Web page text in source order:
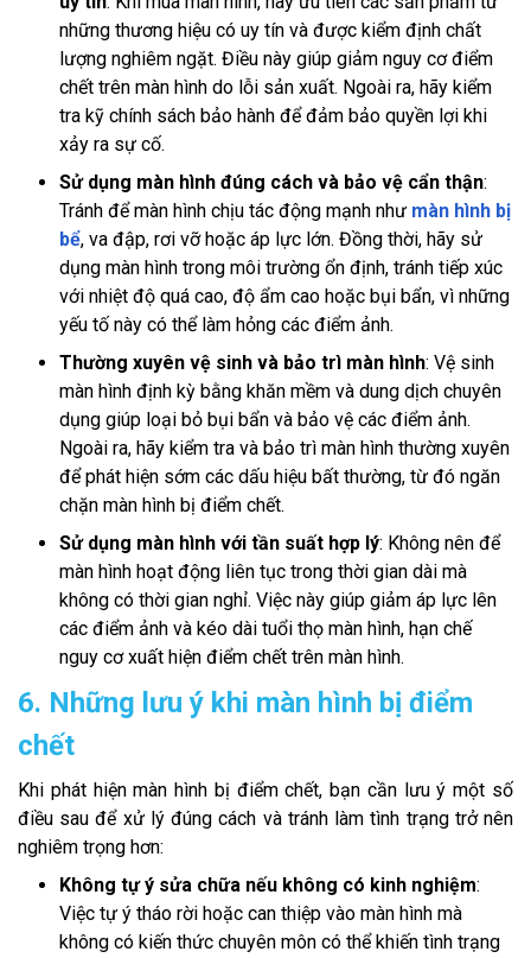
những thương hiệu có uy tín và được kiểm định chất
lượng nghiêm ngặt. Điều này giúp giảm nguy cơ điểm
chết trên màn hình do lỗi sản xuất. Ngoài ra, hãy kiểm
tra kỹ chính sách bảo hành để đảm bảo quyền lợi khi
xảy ra sự cố.
Sử dụng màn hình đúng cách và bảo vệ cẩn thận:
Tránh để màn hình chịu tác động mạnh như màn hình bị
bể, va đập, rơi vỡ hoặc áp lực lớn. Đồng thời, hãy sử
dụng màn hình trong môi trường ổn định, tránh tiếp xúc
với nhiệt độ quá cao, độ ẩm cao hoặc bụi bẩn, vì những
yếu tố này có thể làm hỏng các điểm ảnh.
Thường xuyên vệ sinh và bảo trì màn hình: Vệ sinh
màn hình định kỳ bằng khăn mềm và dung dịch chuyên
dụng giúp loại bỏ bụi bẩn và bảo vệ các điểm ảnh.
Ngoài ra, hãy kiểm tra và bảo trì màn hình thường xuyên
để phát hiện sớm các dấu hiệu bất thường, từ đó ngăn
chặn màn hình bị điểm chết.
Sử dụng màn hình với tần suất hợp lý: Không nên để
màn hình hoạt động liên tục trong thời gian dài mà
không có thời gian nghỉ. Việc này giúp giảm áp lực lên
các điểm ảnh và kéo dài tuổi thọ màn hình, hạn chế
nguy cơ xuất hiện điểm chết trên màn hình.
6. Những lưu ý khi màn hình bị điểm
chết
Khi phát hiện màn hình bị điểm chết, bạn cần lưu ý một số
điều sau để xử lý đúng cách và tránh làm tình trạng trở nên
nghiêm trọng hơn:
Không tự ý sửa chữa nếu không có kinh nghiệm:
Việc tự ý tháo rời hoặc can thiệp vào màn hình mà
không có kiến thức chuyên môn có thể khiến tình trạng